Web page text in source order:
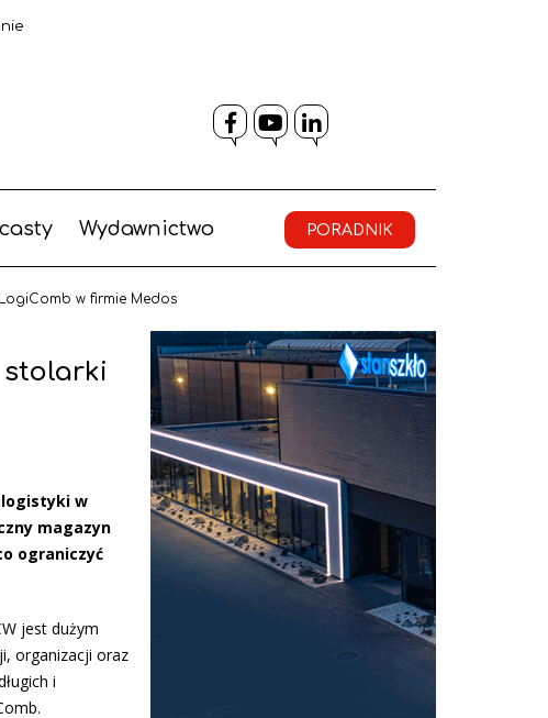
Facebook
YouTube
LinkedIn
Wydawnictwo PORADNIK
w firmie Medos
stolarki
w
magazyn
ograniczyć
jest dużym
organizacji oraz
i